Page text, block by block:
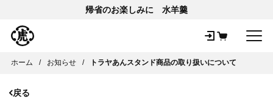
帰省のお楽しみに 水羊羹
ホーム お知らせ トラヤあんスタンド商品の取り扱いについて
戻る